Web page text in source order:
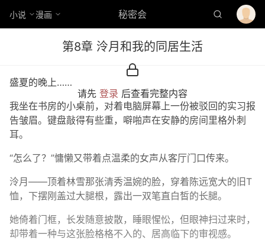
小说 漫画 秘密会
第8章 泠月和我的同居生活
盛夏的晚上……
我坐在书房的小桌前，对着电脑屏幕上一份被驳回的实习报
告皱眉。键盘敲得有些重，噼啪声在安静的房间里格外刺
耳。
“怎么了？”慵懒又带着点温柔的女声从客厅门口传来。
泠月——顶着林雪那张清秀温婉的脸，穿着陈远宽大的旧T
恤，下摆刚盖过大腿根，露出一双笔直白皙的长腿。
她倚着门框，长发随意披散，睡眼惺忪，但眼神扫过来时，
却带着一种与这张脸格格不入的、居高临下的审视感。
请先 登录 后查看完整内容